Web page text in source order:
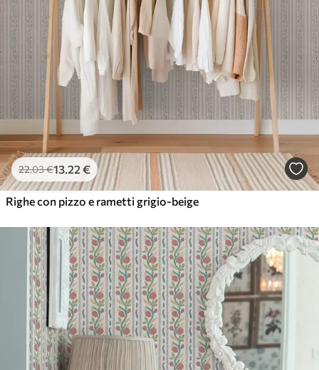
22.03€13.22 €
Righe con pizzo e rametti grigio-beige